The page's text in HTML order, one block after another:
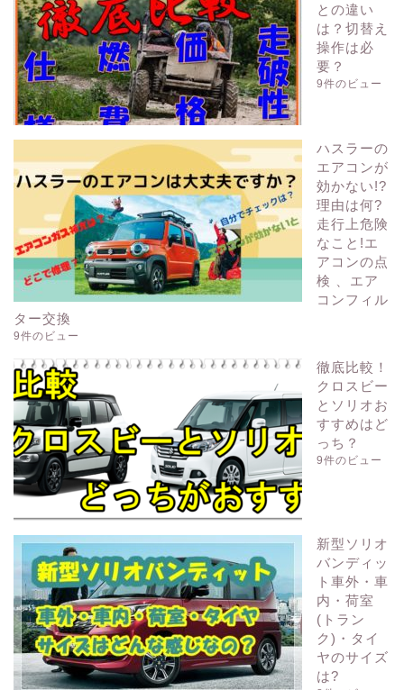
との違い
は？切替え
操作は必
要？
9件のビュー
ハスラーの
エアコンが
効かない!?
理由は何?
走行上危険
なこと!エ
アコンの点
検 、エア
コンフィル
ター交換
9件のビュー
徹底比較！
クロスビー
とソリオお
すすめはど
っち？
9件のビュー
新型ソリオ
バンディッ
ト車外・車
内・荷室
(トラン
ク)・タイ
ヤのサイズ
は?